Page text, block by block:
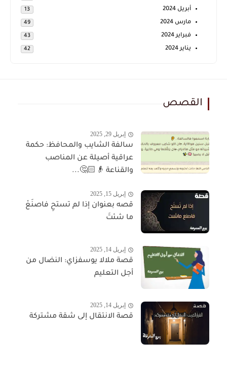
أبريل 2024 13
مارس 2024 49
فبراير 2024 43
يناير 2024 42
القصص
إبريل 29, 2025
سالفة الشايب والمحافظ: حكمة
عراقية أصيلة عن المناصب
والقناعة 👴🏻🤔...
إبريل 15, 2025
قصه بعنوان إذا لم تستحِ فاصنَعْ
ما شئتَ
إبريل 14, 2025
قصة ملالا يوسفزاي: النضال من
أجل التعليم
إبريل 14, 2025
قصة الانتقال إلى شقة مشتركة